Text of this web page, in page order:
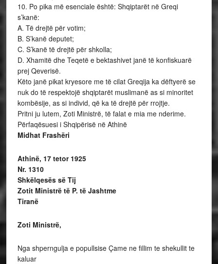
10. Po pika më esenciale është: Shqiptarët në Greqi
s’kanë:
A. Të drejtë për votim;
B. S’kanë deputet;
C. S’kanë të drejtë për shkolla;
D. Xhamitë dhe Teqetë e bektashivet janë të konfiskuarë
prej Qeverisë.
Këto janë pikat kryesore me të cilat Greqija ka dëftyerë se
nuk do të respektojë shqiptarët muslimanë as si minoritet
kombësije, as si individ, që ka të drejtë për rrojtje.
Pritni ju lutem, Zoti Ministrë, të falat e mia me nderime.
Përfaqësuesi i Shqipërisë në Athinë
Midhat Frashëri
Athinë, 17 tetor 1925
Nr. 1310
Shkëlqesës së Tij
Zotit Ministrë të P. të Jashtme
Tiranë
Zoti Ministrë,
Nga shperngulja e popullsise Çame ne fillim te shekullit te
kaluar